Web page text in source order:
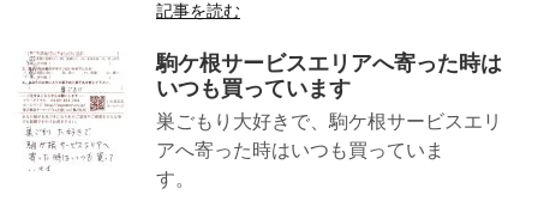
記事を読む
駒ケ根サービスエリアへ寄った時は
いつも買っています
巣ごもり大好きで、駒ケ根サービスエリ
アへ寄った時はいつも買っていま
す。